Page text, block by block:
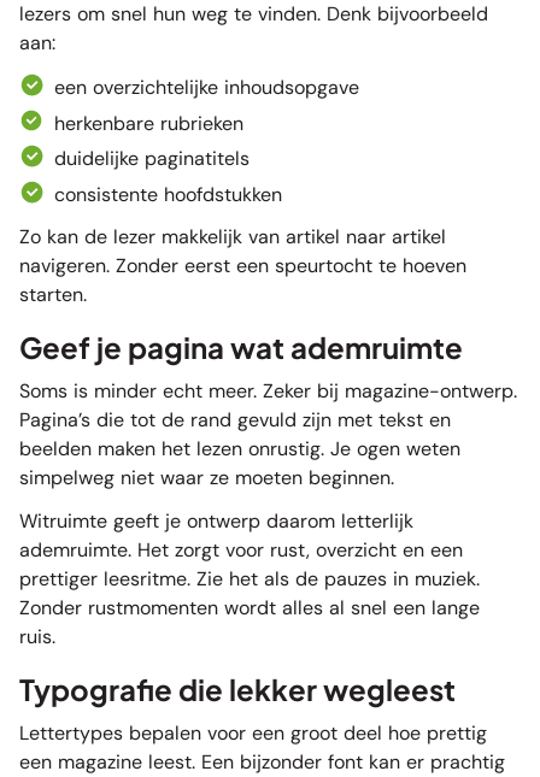
lezers om snel hun weg te vinden. Denk bijvoorbeeld
aan:
een overzichtelijke inhoudsopgave
herkenbare rubrieken
duidelijke paginatitels
consistente hoofdstukken
Zo kan de lezer makkelijk van artikel naar artikel
navigeren. Zonder eerst een speurtocht te hoeven
starten.
Geef je pagina wat ademruimte
Soms is minder echt meer. Zeker bij magazine-ontwerp.
Pagina’s die tot de rand gevuld zijn met tekst en
beelden maken het lezen onrustig. Je ogen weten
simpelweg niet waar ze moeten beginnen.
Witruimte geeft je ontwerp daarom letterlijk
ademruimte. Het zorgt voor rust, overzicht en een
prettiger leesritme. Zie het als de pauzes in muziek.
Zonder rustmomenten wordt alles al snel een lange
ruis.
Typografie die lekker wegleest
Lettertypes bepalen voor een groot deel hoe prettig
een magazine leest. Een bijzonder font kan er prachtig